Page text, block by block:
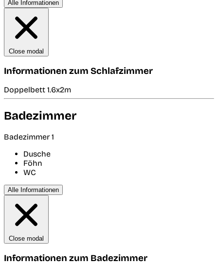
Alle Informationen
Close modal
Informationen zum Schlafzimmer
Doppelbett 1.6x2m
Badezimmer
Badezimmer 1
Dusche
Föhn
WC
Alle Informationen
Close modal
Informationen zum Badezimmer